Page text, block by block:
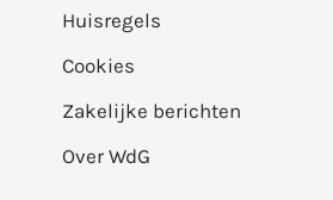
Huisregels
Cookies
Zakelijke berichten
Over WdG